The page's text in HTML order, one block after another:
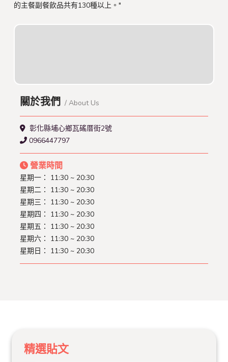
的主餐副餐飲品共有130種以上。"
關於我們 / About Us
彰化縣埔心鄉瓦磘厝街2號
0966447797
營業時間
星期一： 11:30 ~ 20:30
星期二： 11:30 ~ 20:30
星期三： 11:30 ~ 20:30
星期四： 11:30 ~ 20:30
星期五： 11:30 ~ 20:30
星期六： 11:30 ~ 20:30
星期日： 11:30 ~ 20:30
精選貼文